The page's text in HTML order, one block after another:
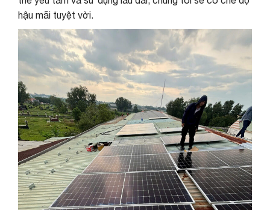
hậu mãi tuyệt vời.